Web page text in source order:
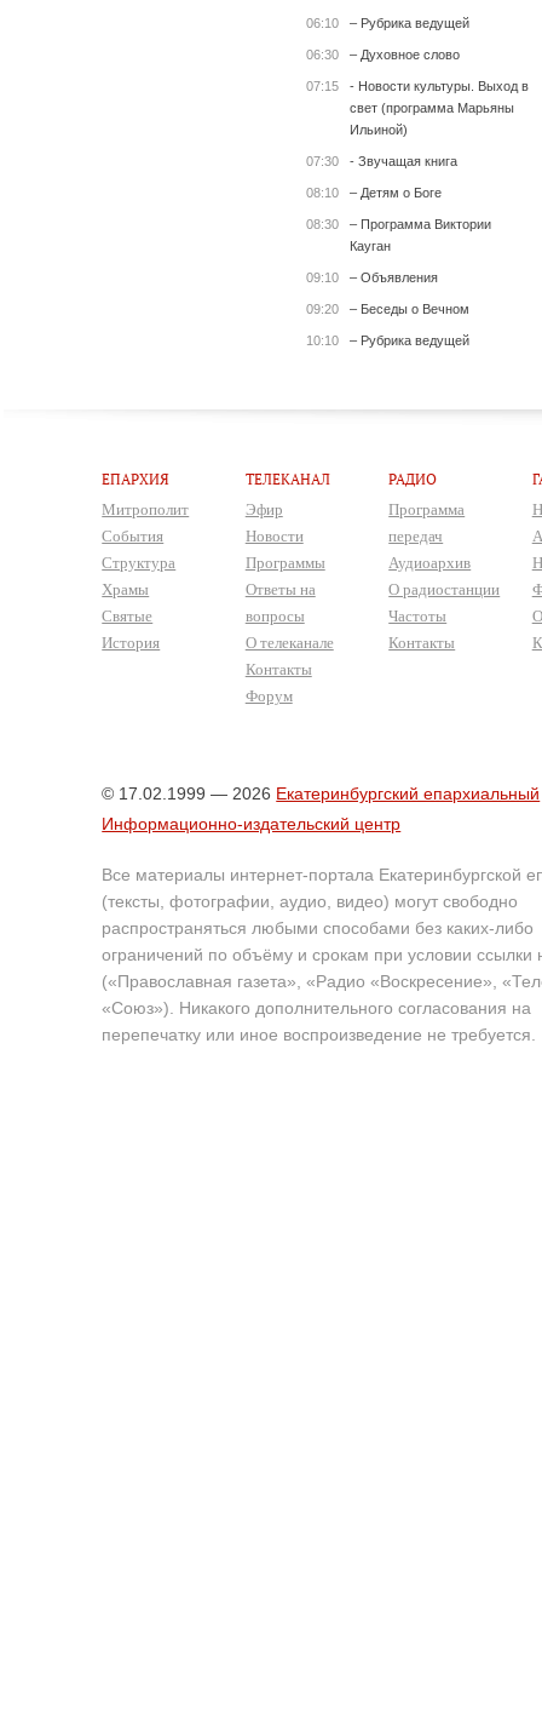
06:10 – Рубрика ведущей
06:30 – Духовное слово
07:15
- Новости культуры. Выход в
свет (программа Марьяны
Ильиной)
07:30 - Звучащая книга
08:10 – Детям о Боге
08:30
– Программа Виктории
Кауган
09:10 – Объявления
09:20 – Беседы о Вечном
10:10 – Рубрика ведущей
ЕПАРХИЯ
Митрополит
События
Структура
Храмы
Святые
История
ТЕЛЕКАНАЛ
Эфир
Новости
Программы
Ответы на
вопросы
О телеканале
Контакты
Форум
РАДИО
Программа
передач
Аудиоархив
О радиостанции
Частоты
Контакты
© 17.02.1999 — 2026 Екатеринбургский епархиальный
Информационно-издательский центр
Все материалы интернет-портала Екатеринбургской
(тексты, фотографии, аудио, видео) могут свободно
распространяться любыми способами без каких-либо
ограничений по объёму и срокам при условии ссылки
(«Православная газета», «Радио «Воскресение»,
«Союз»). Никакого дополнительного согласования на
перепечатку или иное воспроизведение не требуется.